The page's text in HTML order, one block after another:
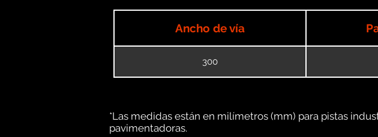
Ancho de vía
300
*Las medidas están en milímetros (mm) para pistas
pavimentadoras.